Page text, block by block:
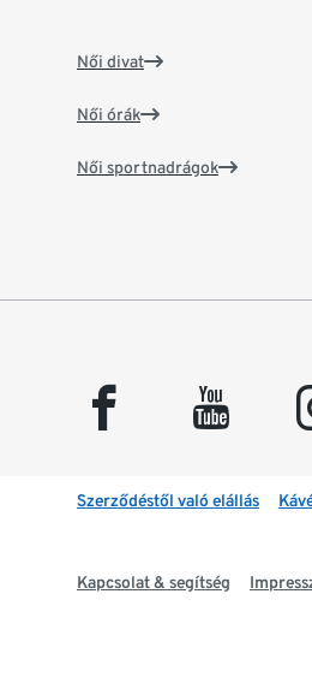
Női divat
Női órák
Női sportnadrágok
facebook youtube
Szerződéstől való elállás
Kapcsolat & segítség